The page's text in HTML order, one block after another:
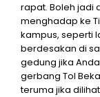
rapat. Boleh jadi
menghadap ke
kampus, seperti
berdesakan di
gedung jika
gerbang Tol
teruma jika